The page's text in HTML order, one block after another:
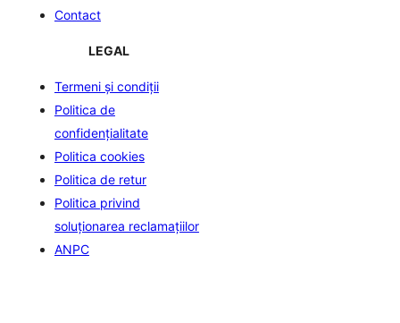
Contact
LEGAL
Termeni și condiții
Politica de
confidenţialitate
Politica cookies
Politica de retur
Politica privind
soluționarea reclamațiilor
ANPC